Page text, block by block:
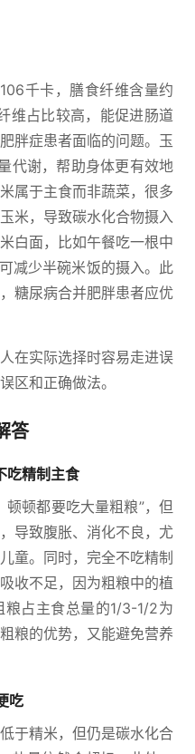
千卡，膳食纤维含量约
维占比较高，能促进肠道
胖症患者面临的问题。玉
代谢，帮助身体更有效地
属于主食而非蔬菜，很多
米，导致碳水化合物摄入
白面，比如午餐吃一根中
减少半碗米饭的摄入。此
糖尿病合并肥胖患者应优
在实际选择时容易走进误
区和正确做法。
答
吃精制主食
顿都要吃大量粗粮”，但
导致腹胀、消化不良，尤
童。同时，完全不吃精制
收不足，因为粗粮中的植
占主食总量的1/3-1/2为
粮的优势，又能避免营养
吃
于精米，但仍是碳水化合